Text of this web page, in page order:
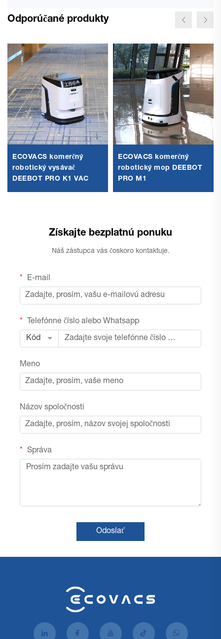
Odporúčané produkty
ECOVACS komerčný
robotický vysávač
DEEBOT PRO K1 VAC
ECOVACS komerčný
robotický mop DEEBOT
PRO M1
Získajte bezplatnú ponuku
Náš zástupca vás čoskoro kontaktuje.
E-mail
Telefónne číslo alebo Whatsapp
Kód
Meno
Názov spoločnosti
Správa
Odoslať